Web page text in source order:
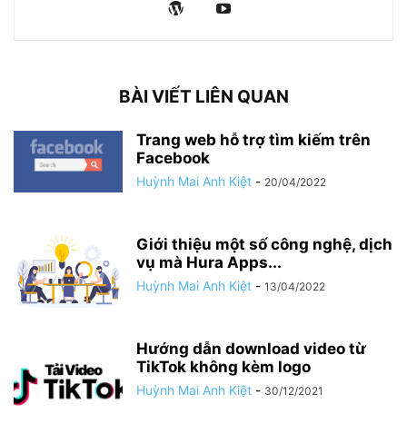
BÀI VIẾT LIÊN QUAN
Trang web hỗ trợ tìm kiếm trên
Facebook
Huỳnh Mai Anh Kiệt - 20/04/2022
Giới thiệu một số công nghệ, dịch
vụ mà Hura Apps...
Huỳnh Mai Anh Kiệt - 13/04/2022
Hướng dẫn download video từ
TikTok không kèm logo
Huỳnh Mai Anh Kiệt - 30/12/2021